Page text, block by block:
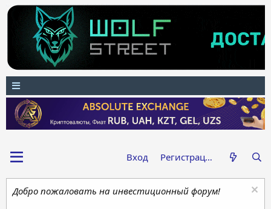
Вход Регистрация
Добро пожаловать на инвестиционный форум!